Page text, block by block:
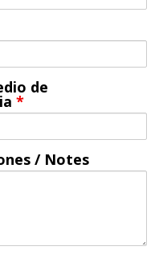
de
*
/ Notes